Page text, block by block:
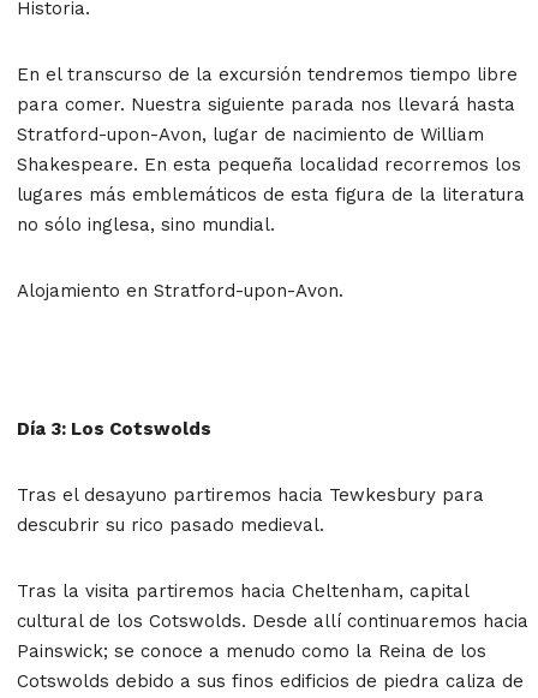
Historia.
En el transcurso de la excursión tendremos tiempo libre
para comer. Nuestra siguiente parada nos llevará hasta
Stratford-upon-Avon, lugar de nacimiento de William
Shakespeare. En esta pequeña localidad recorremos los
lugares más emblemáticos de esta figura de la literatura
no sólo inglesa, sino mundial.
Alojamiento en Stratford-upon-Avon.
Día 3: Los Cotswolds
Tras el desayuno partiremos hacia Tewkesbury para
descubrir su rico pasado medieval.
Tras la visita partiremos hacia Cheltenham, capital
cultural de los Cotswolds. Desde allí continuaremos hacia
Painswick; se conoce a menudo como la Reina de los
Cotswolds debido a sus finos edificios de piedra caliza de